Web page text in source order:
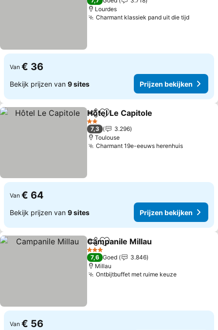
Lourdes
Charmant klassiek pand uit die tijdPrijzen
Van € 36
Bekijk prijzen van 9 sites Prijzen bekijken
DelenToevoegen aan favorieten
Hôtel Le Capitole
2 Sterren
7,3
3.296
Toulouse
Charmant 19e-eeuws herenhuisPrijzen
Van € 64
Bekijk prijzen van 9 sites Prijzen bekijken
DelenToevoegen aan favorieten
Campanile Millau
3 Sterren
7,6 Goed
3.846
Millau
Ontbijtbuffet met ruime keuzePrijzen
Van € 56